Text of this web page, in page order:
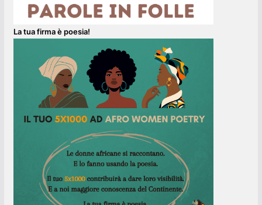
La tua firma è poesia!